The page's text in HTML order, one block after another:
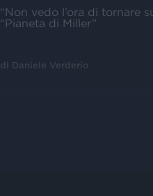
“Non vedo l’ora di tornare
“Pianeta di Miller”
di Daniele Verderio